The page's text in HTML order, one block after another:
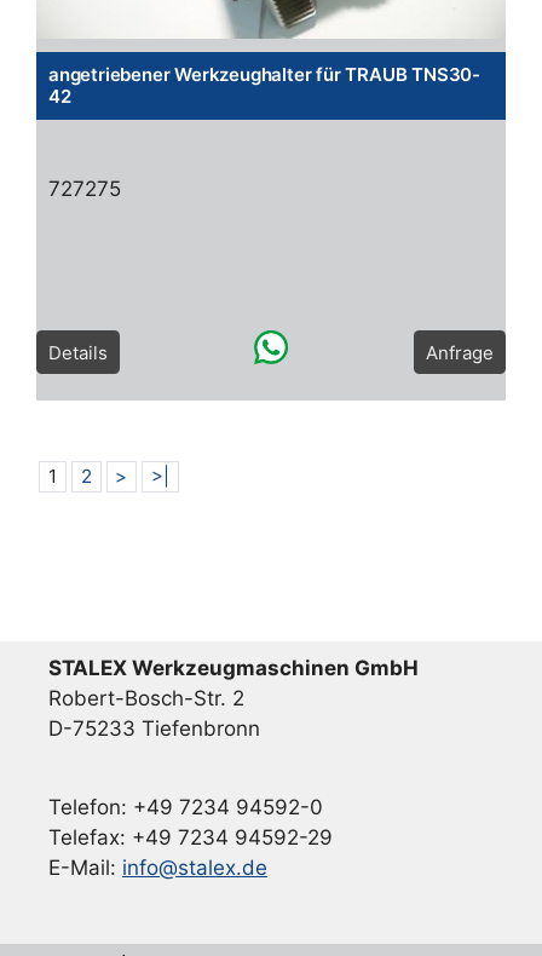
angetriebener Werkzeughalter für TRAUB TNS30-
42
727275
Details Anfrage
1 2 > >|
STALEX Werkzeugmaschinen GmbH
Robert-Bosch-Str. 2
D-75233 Tiefenbronn
Telefon: +49 7234 94592-0
Telefax: +49 7234 94592-29
E-Mail: info@stalex.de